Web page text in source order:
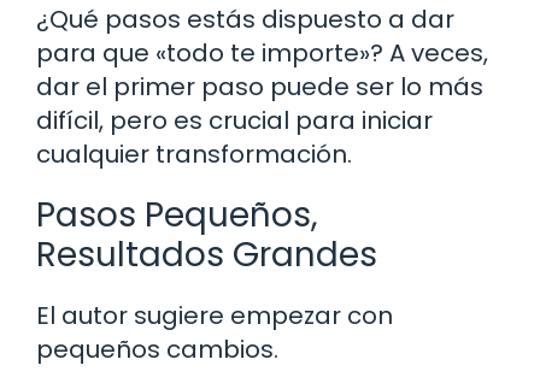
¿Qué pasos estás dispuesto a dar
para que «todo te importe»? A veces,
dar el primer paso puede ser lo más
difícil, pero es crucial para iniciar
cualquier transformación.
Pasos Pequeños,
Resultados Grandes
El autor sugiere empezar con
pequeños cambios.